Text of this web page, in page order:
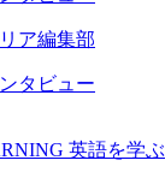
ア編集部
タビュー
英語を学ぶ